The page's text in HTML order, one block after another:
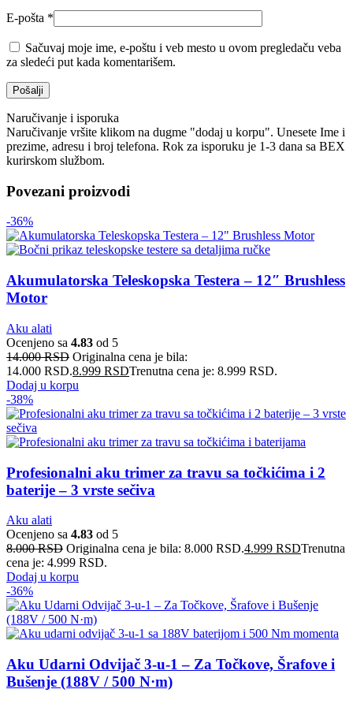
E-pošta *
Sačuvaj moje ime, e-poštu i veb mesto u ovom pregledaču veba
za sledeći put kada komentarišem.
Naručivanje i isporuka
Naručivanje vršite klikom na dugme "dodaj u korpu". Unesete Ime i
prezime, adresu i broj telefona. Rok za isporuku je 1-3 dana sa BEX
kurirskom službom.
Povezani proizvodi
-36%
Akumulatorska Teleskopska Testera – 12″ Brushless
Motor
Aku alati
Ocenjeno sa 4.83 od 5
14.000RSD Originalna cena je bila:
14.000 RSD.8.999 RSDTrenutna cena je: 8.999 RSD.
Dodaj u korpu
-38%
Profesionalni aku trimer za travu sa točkićima i 2
baterije – 3 vrste sečiva
Aku alati
Ocenjeno sa 4.83 od 5
8.000RSD Originalna cena je bila: 8.000 RSD.4.999 RSDTrenutna
cena je: 4.999 RSD.
Dodaj u korpu
-36%
Aku Udarni Odvijač 3-u-1 – Za Točkove, Šrafove i
Bušenje (188V / 500 N·m)